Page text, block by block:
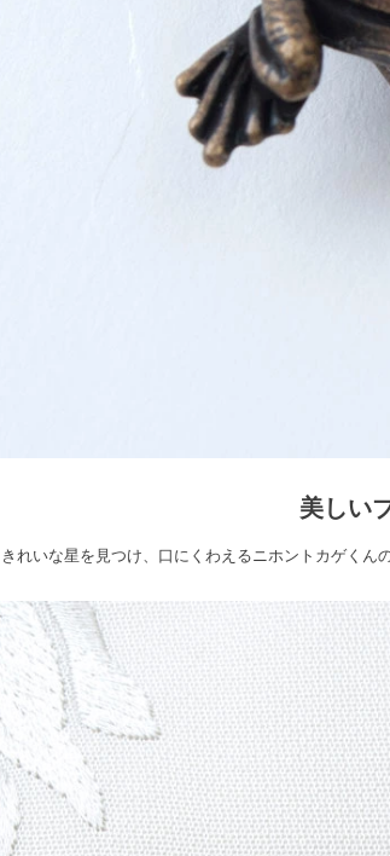
美しい
きれいな星を見つけ、口にくわえるニホントカゲくん